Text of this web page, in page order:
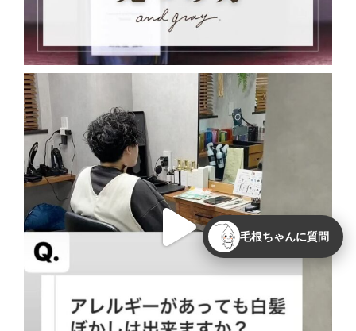
毛根ちゃんに質問